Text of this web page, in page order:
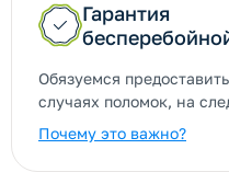
Гарантия
Обязуемся
случаях поломок, на
Почему это важно?